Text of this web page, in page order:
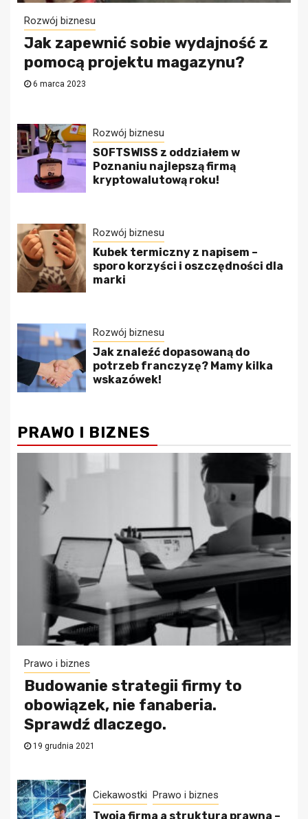
Rozwój biznesu
Jak zapewnić sobie wydajność z
pomocą projektu magazynu?
6 marca 2023
Rozwój biznesu
SOFTSWISS z oddziałem w
Poznaniu najlepszą firmą
kryptowalutową roku!
Rozwój biznesu
Kubek termiczny z napisem –
sporo korzyści i oszczędności dla
marki
Rozwój biznesu
Jak znaleźć dopasowaną do
potrzeb franczyzę? Mamy kilka
wskazówek!
PRAWO I BIZNES
Prawo i biznes
Budowanie strategii firmy to
obowiązek, nie fanaberia.
Sprawdź dlaczego.
19 grudnia 2021
Ciekawostki Prawo i biznes
Twoja firma a struktura prawna –